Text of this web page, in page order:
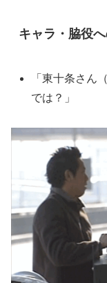
キャラ・脇役
「東十条さん
では？」